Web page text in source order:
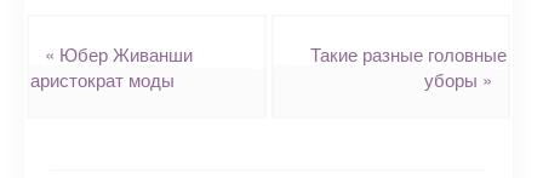
« Юбер Живанши
аристократ моды
Такие разные головные
уборы »